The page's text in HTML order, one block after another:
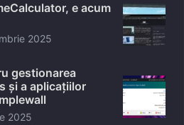
e acum
2025
gestionarea
și a aplicațiilor
2025